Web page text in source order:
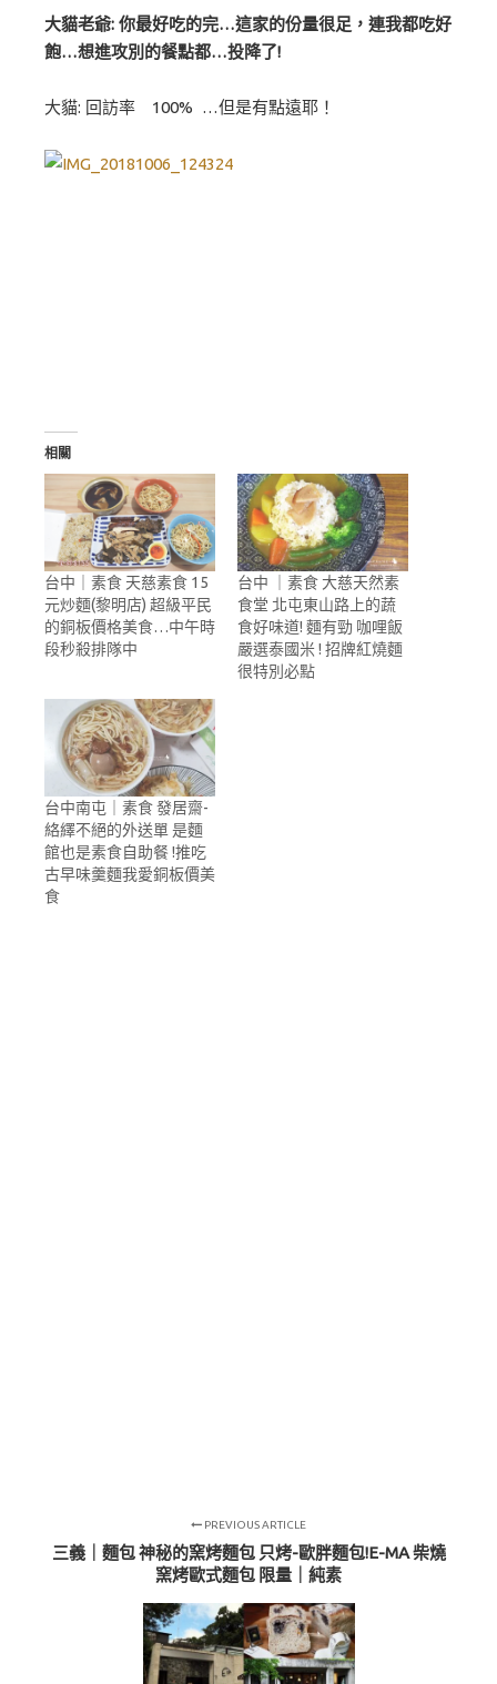
大貓老爺: 你最好吃的完…這家的份量很足，連我都吃好
飽…想進攻別的餐點都…投降了!
大貓: 回訪率 100% …但是有點遠耶！
相關
台中｜素食 天慈素食 15
元炒麵(黎明店) 超級平民
的銅板價格美食…中午時
段秒殺排隊中
台中 ｜素食 大慈天然素
食堂 北屯東山路上的蔬
食好味道! 麵有勁 咖哩飯
嚴選泰國米 ! 招牌紅燒麵
很特別必點
台中南屯｜素食 發居齋-
絡繹不絕的外送單 是麵
館也是素食自助餐 !推吃
古早味羹麵我愛銅板價美
食
PREVIOUS ARTICLE
三義｜麵包 神秘的窯烤麵包 只烤-歐胖麵包!E-MA 柴燒
窯烤歐式麵包 限量｜純素